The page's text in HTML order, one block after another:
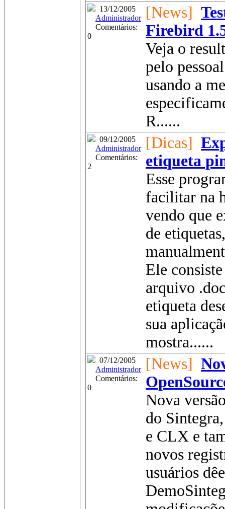
13/12/2005
Administrador
Comentários:
0
[News]
Firebird
Veja o
pelo
usando a
R......
09/12/2005
Administrador
Comentários:
2
[Dicas]
etiqueta
Esse
facilitar na
vendo que
de
Ele
arquivo
etiqueta
sua
mostra......
07/12/2005
Administrador
Comentários:
0
[News]
Nova
do
e CLX e
novos
usuários